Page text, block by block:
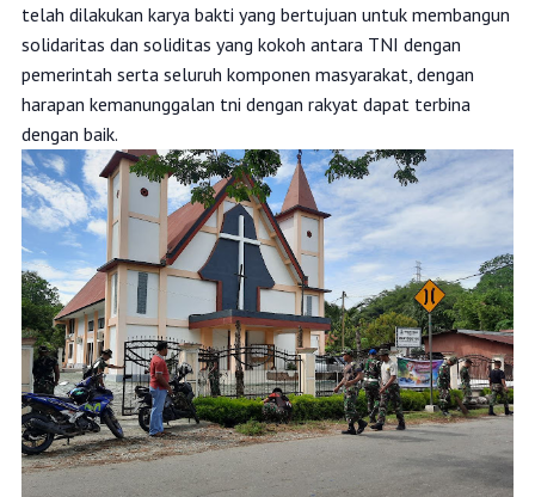
telah dilakukan karya bakti yang bertujuan untuk membangun
solidaritas dan soliditas yang kokoh antara TNI dengan
pemerintah serta seluruh komponen masyarakat, dengan
harapan kemanunggalan tni dengan rakyat dapat terbina
dengan baik.